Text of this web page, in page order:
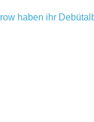
haben ihr